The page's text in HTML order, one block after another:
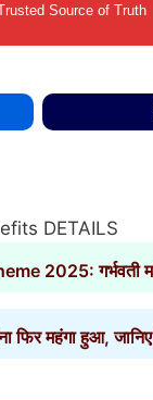
Source of Truth
DETAILS
2025: गर्भवती
महंगा हुआ, जानिए